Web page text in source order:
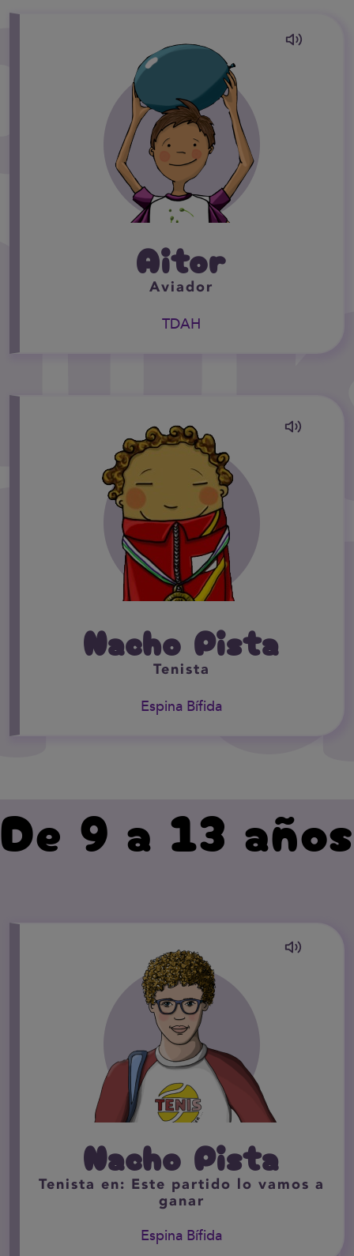
Aitor
Aviador
TDAH
Nacho Pista
Tenista
Espina Bífida
De 9 a 13 años
Nacho Pista
Tenista en: Este partido lo vamos a
ganar
Espina Bífida